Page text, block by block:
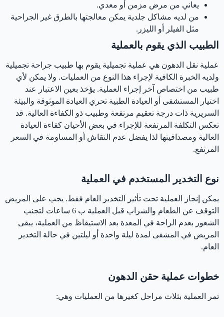
يعاني من مرض مزمن أو معدي.
من لديه مشاكل جلدية يمكن معالجتها بالطرق غير الجراحية
مثل الفيلر أو الليزر.
‏الطبيب الذي يقوم بالعملية
‏عملية نقل الدهون هي عملية تجميلية يقوم بها طبيب جراحة تجميلية
ولديه الخبرة الكافية لإجراء هذا النوع من العمليات. ‏ولا يمكن لأي
طبيب من اختصاص آخر إجراء العملية. يؤخذ بعين الاعتبار عند
اختيار المستشفى أو العيادة الطبية تحري العيادة الموثوقة والبيئة
السريرية ذات درجة تعقيم مرتفعة وطبيب ذو الكفاءة العالية. قد
تعكس التكلفة المرتفعة للإجراء في بعض الأحيان كفاءة العيادة
العالية ومصداقيتها لذا يفضل عدم النقاش أو المساومة في السعر
المرتفع.
‏نوع التخدير المستخدم في العملية
يمكن إنجاز العملية تحت تأثير التخدير العام فقط. يجب على المريض
التوقف عن الطعام والشراب قبل العملية ب 6 ساعات لتجنب
الشعور بعدم الراحة في المعدة بعد الاستيقاظ من العملية، يبقى
المريض في المشفى لمدة ليلة واحدة أو ليلتين في حالة التخدير
العام.
خطوات عملية حقن الدهون
تمر العملية بثلاث مراحل كغيرها من العمليات وهي: